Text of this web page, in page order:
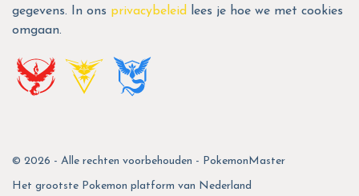
gegevens. In ons privacybeleid
lees je hoe we met cookies
omgaan.
© 2026 - Alle rechten voorbehouden - PokemonMaster
Het grootste Pokemon platform van Nederland